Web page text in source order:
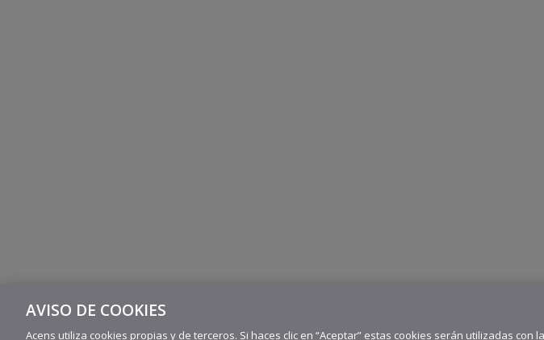
AVISO DE COOKIES
Acens utiliza cookies propias y de terceros. Si haces clic en “Aceptar” estas cookies serán utilizadas con